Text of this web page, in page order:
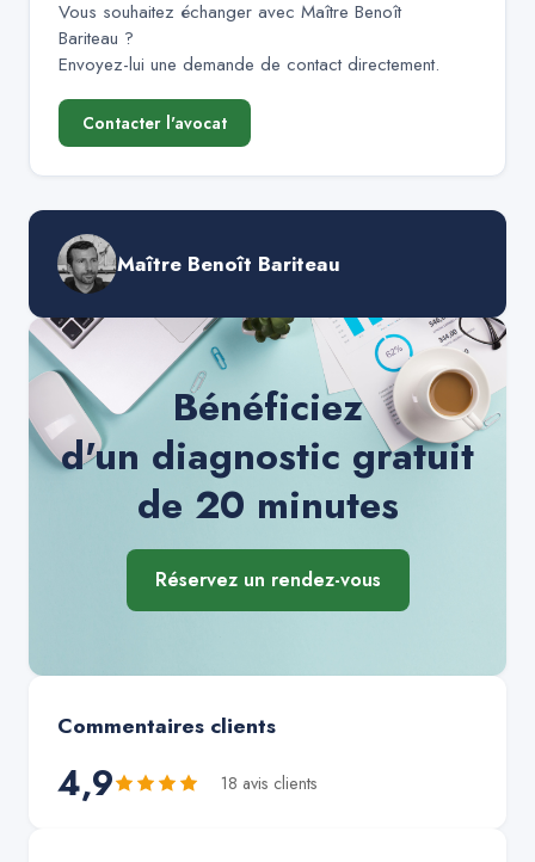
Vous souhaitez échanger avec Maître Benoît
Bariteau ?
Envoyez-lui une demande de contact directement.
Contacter l'avocat
Maître Benoît Bariteau
Bénéficiez
d'un diagnostic gratuit
de 20 minutes
Réservez un rendez-vous
Commentaires clients
4,9 18 avis clients